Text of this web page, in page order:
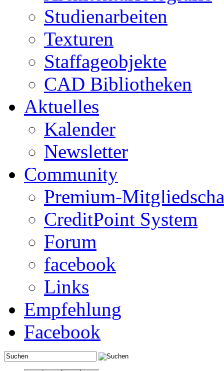
Studienarbeiten
Texturen
Staffageobjekte
CAD Bibliotheken
Aktuelles
Kalender
Newsletter
Community
Premium-
CreditPoint System
Forum
facebook
Links
Empfehlung
Facebook